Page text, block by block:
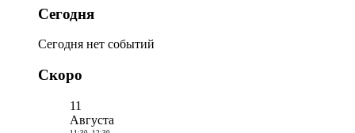
Сегодня
Сегодня нет событий
Скоро
11
Августа